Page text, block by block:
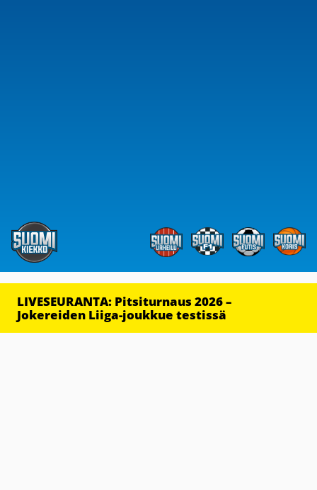
LIVESEURANTA: Pitsiturnaus 2026 –
Jokereiden Liiga-joukkue testissä